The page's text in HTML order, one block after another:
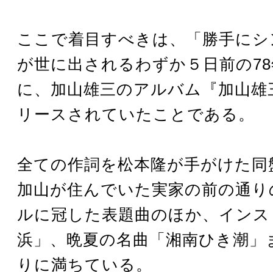
ここで着目すべきは、「勝手に
が世に出されるわずか５日前の
に、加山雄三のアルバム『加山
リースされていたことである。
全ての作詞を松本隆が手がけた
加山が住んでいた実家の前の通
ルに冠した表題曲のほか、イン
浜」、晩夏の名曲「湘南ひき潮」
りに満ちている。